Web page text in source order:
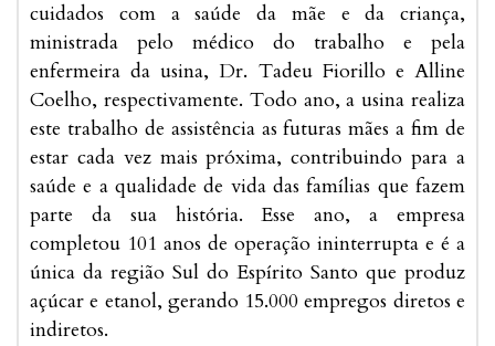
cuidados com a saúde da mãe e da criança,
ministrada pelo médico do trabalho e pela
enfermeira da usina, Dr. Tadeu Fiorillo e Alline
Coelho, respectivamente. Todo ano, a usina realiza
este trabalho de assistência as futuras mães a fim de
estar cada vez mais próxima, contribuindo para a
saúde e a qualidade de vida das famílias que fazem
parte da sua história. Esse ano, a empresa
completou 101 anos de operação ininterrupta e é a
única da região Sul do Espírito Santo que produz
açúcar e etanol, gerando 15.000 empregos diretos e
indiretos.